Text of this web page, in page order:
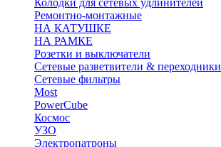
Колодки для сетевых удлинителей
Ремонтно-монтажные
НА КАТУШКЕ
НА РАМКЕ
Розетки и выключатели
Сетевые разветвители & переходники
Сетевые фильтры
Most
PowerCube
Космос
УЗО
Электропатроны